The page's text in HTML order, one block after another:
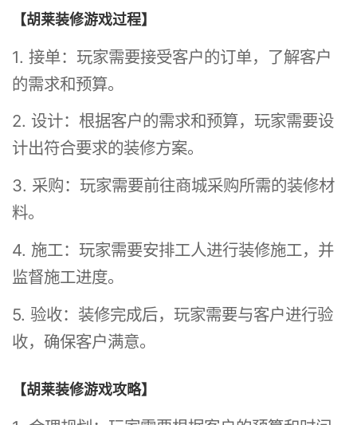
【胡莱装修游戏过程】
1. 接单：玩家需要接受客户的订单，了解客户
的需求和预算。
2. 设计：根据客户的需求和预算，玩家需要设
计出符合要求的装修方案。
3. 采购：玩家需要前往商城采购所需的装修材
料。
4. 施工：玩家需要安排工人进行装修施工，并
监督施工进度。
5. 验收：装修完成后，玩家需要与客户进行验
收，确保客户满意。
【胡莱装修游戏攻略】